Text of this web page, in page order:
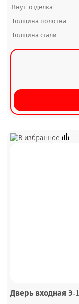
Внут. отделка
Толщина полотна
Толщина стали
Дверь входная Э-